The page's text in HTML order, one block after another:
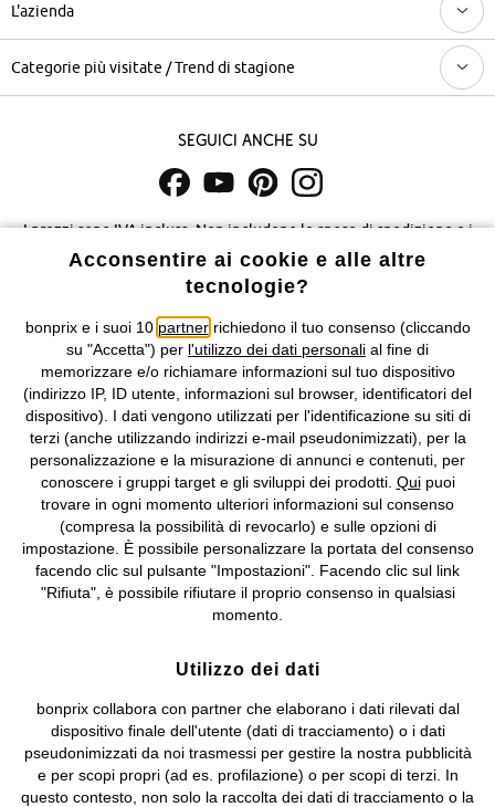
L'azienda
Categorie più visitate / Trend di stagione
Seguici anche su
I prezzi sono IVA inclusa. Non includonole spese di spedizione e i
costi di servizio.
Informativa privacy e cookie Gestione dei cookie
Informazioni legali Diritto di recesso
© 2026 bonprix.
Tutti i diritti riservati.
bonprix S.r.l. con socio unico, sede legale: via Adua 33 - 13855
Valdengo (BI) C.F. 01510910027 - P.I. 01939830020, Reg. Imprese di
Biella n. 01510910027, R.E.A. BI - 171345, N. Reg. Pile:
IT09060P00000858, N. Reg. AEE: IT08020000002105 Capitale
Sociale: euro 1.000.000 i.v, Società soggetta all'attività di direzione
e coordinamento di bonprix Beteiligungs -Verwaltungsgesellschaft
mbH.
Acconsentire ai cookie e alle altre
tecnologie?
bonprix e i suoi 10 partnerrichiedono il tuo consenso (cliccando
su "Accetta") per l'utilizzo dei dati personali al fine di
memorizzare e/o richiamare informazioni sul tuo dispositivo
(indirizzo IP, ID utente, informazioni sul browser, identificatori del
dispositivo). I dati vengono utilizzati per l'identificazione su siti di
terzi (anche utilizzando indirizzi e-mail pseudonimizzati), per la
personalizzazione e la misurazione di annunci e contenuti, per
conoscere i gruppi target e gli sviluppi dei prodotti. Quipuoi
trovare in ogni momento ulteriori informazioni sul consenso
(compresa la possibilità di revocarlo) e sulle opzioni di
impostazione. È possibile personalizzare la portata del consenso
facendo clic sul pulsante "Impostazioni". Facendo clic sul link
"Rifiuta", è possibile rifiutare il proprio consenso in qualsiasi
momento.
Utilizzo dei dati
bonprix collabora con partner che elaborano i dati rilevati dal
dispositivo finale dell'utente (dati di tracciamento) o i dati
pseudonimizzati da noi trasmessi per gestire la nostra pubblicità
e per scopi propri (ad es. profilazione) o per scopi di terzi. In
questo contesto, non solo la raccolta dei dati di tracciamento o la